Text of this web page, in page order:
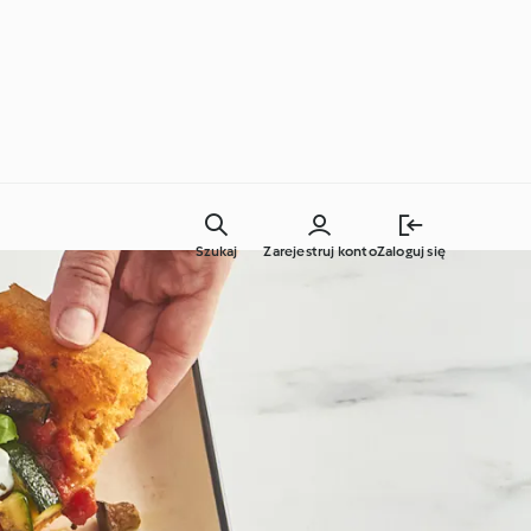
Zarejestruj kontoZaloguj się
Szukaj
Codzienne gotowanie
Techniki kulinarne